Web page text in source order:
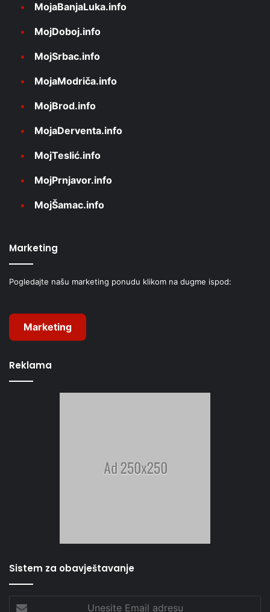
MojaBanjaLuka.info
MojDoboj.info
MojSrbac.info
MojaModriča.info
MojBrod.info
MojaDerventa.info
MojTeslić.info
MojPrnjavor.info
MojŠamac.info
Marketing
Pogledajte našu marketing ponudu klikom na dugme ispod:
Marketing
Reklama
Sistem za obavještavanje